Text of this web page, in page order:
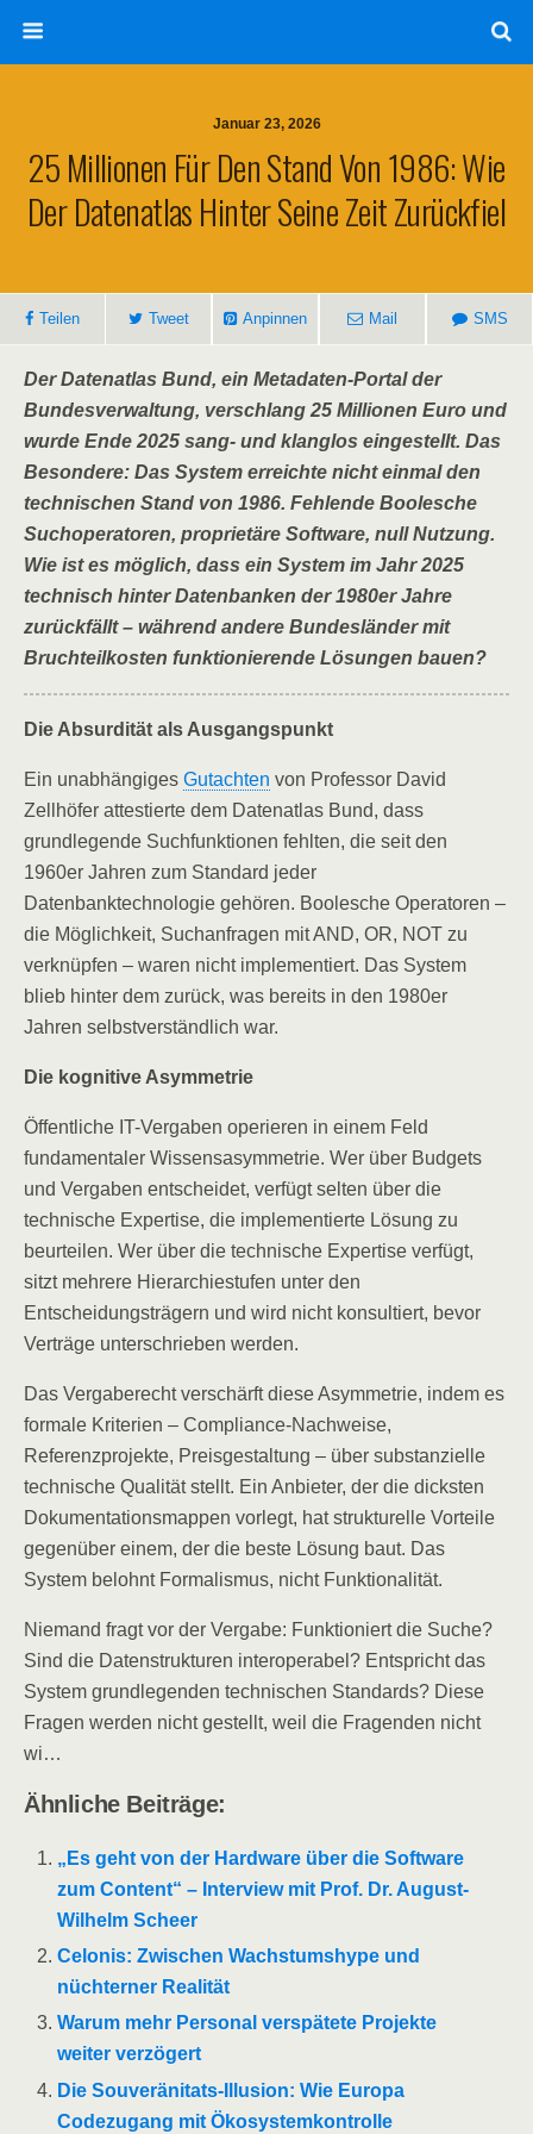
Januar 23, 2026
25 Millionen Für Den Stand Von 1986: Wie
Der Datenatlas Hinter Seine Zeit Zurückfiel
Teilen Tweet Anpinnen Mail SMS
Der Datenatlas Bund, ein Metadaten-Portal der
Bundesverwaltung, verschlang 25 Millionen Euro und
wurde Ende 2025 sang- und klanglos eingestellt. Das
Besondere: Das System erreichte nicht einmal den
technischen Stand von 1986. Fehlende Boolesche
Suchoperatoren, proprietäre Software, null Nutzung.
Wie ist es möglich, dass ein System im Jahr 2025
technisch hinter Datenbanken der 1980er Jahre
zurückfällt – während andere Bundesländer mit
Bruchteilkosten funktionierende Lösungen bauen?
Die Absurdität als Ausgangspunkt
Ein unabhängiges Gutachten von Professor David
Zellhöfer attestierte dem Datenatlas Bund, dass
grundlegende Suchfunktionen fehlten, die seit den
1960er Jahren zum Standard jeder
Datenbanktechnologie gehören. Boolesche Operatoren –
die Möglichkeit, Suchanfragen mit AND, OR, NOT zu
verknüpfen – waren nicht implementiert. Das System
blieb hinter dem zurück, was bereits in den 1980er
Jahren selbstverständlich war.
Die kognitive Asymmetrie
Öffentliche IT-Vergaben operieren in einem Feld
fundamentaler Wissensasymmetrie. Wer über Budgets
und Vergaben entscheidet, verfügt selten über die
technische Expertise, die implementierte Lösung zu
beurteilen. Wer über die technische Expertise verfügt,
sitzt mehrere Hierarchiestufen unter den
Entscheidungsträgern und wird nicht konsultiert, bevor
Verträge unterschrieben werden.
Das Vergaberecht verschärft diese Asymmetrie, indem es
formale Kriterien – Compliance-Nachweise,
Referenzprojekte, Preisgestaltung – über substanzielle
technische Qualität stellt. Ein Anbieter, der die dicksten
Dokumentationsmappen vorlegt, hat strukturelle Vorteile
gegenüber einem, der die beste Lösung baut. Das
System belohnt Formalismus, nicht Funktionalität.
Niemand fragt vor der Vergabe: Funktioniert die Suche?
Sind die Datenstrukturen interoperabel? Entspricht das
System grundlegenden technischen Standards? Diese
Fragen werden nicht gestellt, weil die Fragenden nicht
wi…
Ähnliche Beiträge:
„Es geht von der Hardware über die Software
zum Content“ – Interview mit Prof. Dr. August-
Wilhelm Scheer
Celonis: Zwischen Wachstumshype und
nüchterner Realität
Warum mehr Personal verspätete Projekte
weiter verzögert
Die Souveränitats-Illusion: Wie Europa
Codezugang mit Ökosystemkontrolle